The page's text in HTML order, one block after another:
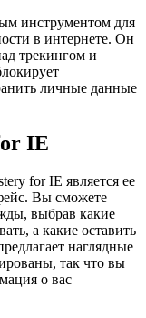
инструментом для
в интернете. Он
трекингом и
личные данные
IE
for IE является ее
Вы сможете
выбрав какие
а какие оставить
наглядные
так что вы
о вас